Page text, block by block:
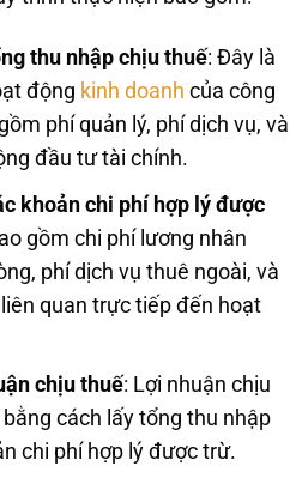
thu nhập chịu thuế: Đây là
động kinh doanh của công
phí quản lý, phí dịch vụ, và
đầu tư tài chính.
khoản chi phí hợp lý được
gồm chi phí lương nhân
phí dịch vụ thuê ngoài, và
quan trực tiếp đến hoạt
chịu thuế: Lợi nhuận chịu
cách lấy tổng thu nhập
chi phí hợp lý được trừ.